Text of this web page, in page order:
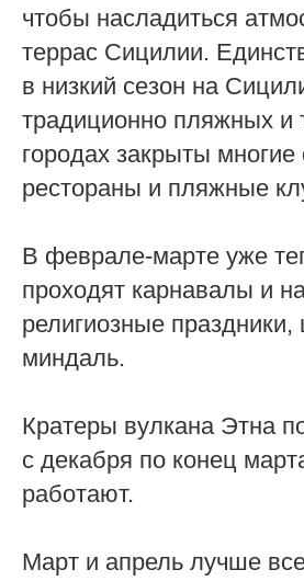
чтобы насладиться
террас Сицилии.
в низкий сезон на
традиционно пляжных и
городах закрыты многие
рестораны и пляжные
В феврале-марте уже
проходят карнавалы и
религиозные праздники,
миндаль.
Кратеры вулкана Этна
с декабря по конец
работают.
Март и апрель лучше